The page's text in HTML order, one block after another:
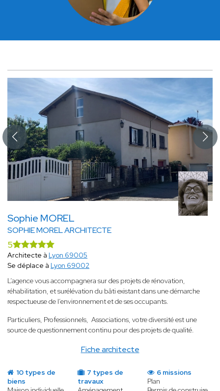
Sophie MOREL
SOPHIE MOREL ARCHITECTE
Fiche architecte
5
Architecte à Lyon 69005
Se déplace à Lyon 69002
L’agence vous accompagnera sur des projets de rénovation,
réhabilitation, et surélévation du bâti existant dans une démarche
respectueuse de l’environnement et de ses occupants.
Particuliers, Professionnels, Associations, votre diversité est une
source de questionnement continu pour des projets de qualité.
10 types de
biens
7 types de
travaux
6 missions
Plan